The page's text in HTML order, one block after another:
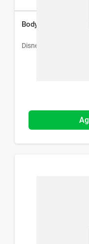
Body Splash Disney
Disney